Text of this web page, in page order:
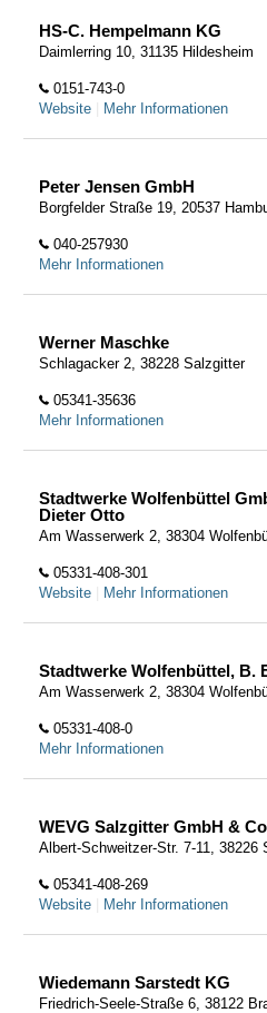
HS-C. Hempelmann KG
Daimlerring 10, 31135 Hildesheim
0151-743-0
Website
Mehr Informationen
Peter Jensen GmbH
Borgfelder Straße 19, 20537
040-257930
Mehr Informationen
Werner Maschke
Schlagacker 2, 38228 Salzgitter
05341-35636
Mehr Informationen
Stadtwerke Wolfenbüttel
Dieter Otto
Am Wasserwerk 2, 38304
05331-408-301
Website
Mehr Informationen
Stadtwerke Wolfenbüttel, B.
Am Wasserwerk 2, 38304
05331-408-0
Mehr Informationen
WEVG Salzgitter GmbH &
Albert-Schweitzer-Str. 7-11, 38226
05341-408-269
Website
Mehr Informationen
Wiedemann Sarstedt KG
Friedrich-Seele-Straße 6, 38122